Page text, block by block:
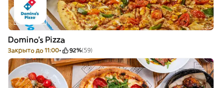
Domino's Pizza
Закрыто до 11:00 92%(59)